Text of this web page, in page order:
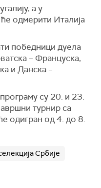
а у
одмерити Италија
победници дуела
– Француска,
и Данска –
су 20. и 23.
турнир са
одигран од 4. до 8.
Србије